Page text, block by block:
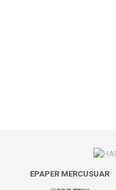
EPAPER MERCUSUAR